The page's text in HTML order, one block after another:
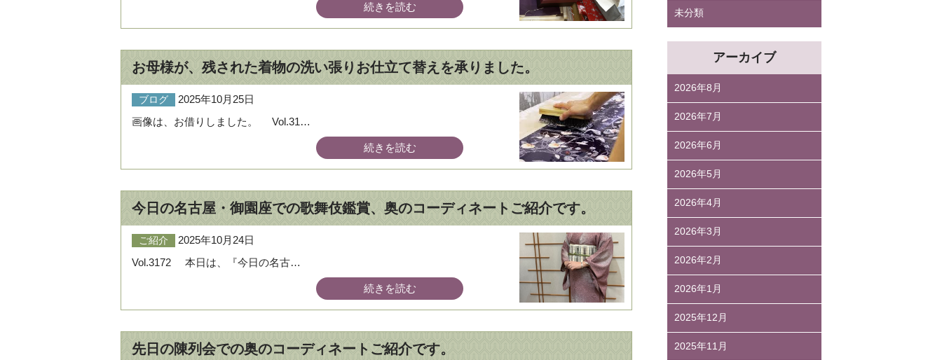
続きを読む
お母様が、残された着物の洗い張りお仕立て替えを承りました。
ブログ
2025年10月25日
画像は、お借りしました。 Vol.31…
続きを読む
今日の名古屋・御園座での歌舞伎鑑賞、奥のコーディネートご紹介です。
ご紹介
2025年10月24日
Vol.3172 本日は、『今日の名古…
続きを読む
先日の陳列会での奥のコーディネートご紹介です。
未分類
アーカイブ
2026年8月
2026年7月
2026年6月
2026年5月
2026年4月
2026年3月
2026年2月
2026年1月
2025年12月
2025年11月